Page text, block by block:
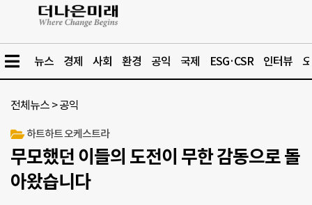
뉴스 경제 사회 환경 공익 국제 ESG·CSR 인터뷰
전체뉴스 >공익
하트하트 오케스트라
무모했던 이들의 도전이 무한 감동으로 돌
아왔습니다